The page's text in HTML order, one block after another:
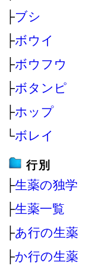
├ブシ
├ボウイ
├ボウフウ
├ボタンピ
├ホップ
└ボレイ
行別
├生薬の独学
├生薬一覧
├あ行の生薬
├か行の生薬